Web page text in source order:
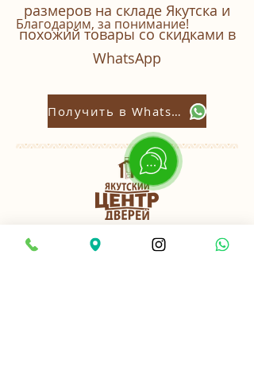
Турецкий Kale 422
(Цилиндровый)
Толщина полотна: 100 мм.
Размер: 880/960х2050
Благодарим, за понимание!
размеров на складе Якутска и
похожий товары со скидками в
WhatsАpp
Получить в Whatsapp
Якутск
пер. Базовый, 3 к3